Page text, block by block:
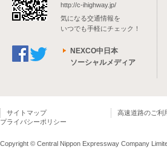
http://c-ihighway.jp/
気になる交通情報を
いつでも手軽にチェック！
NEXCO中日本
ソーシャルメディア
サイトマップ
高速道路のご利
プライバシーポリシー
Copyright © Central Nippon Expressway Company